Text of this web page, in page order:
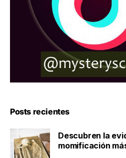
Posts recientes
Descubren la
momificación